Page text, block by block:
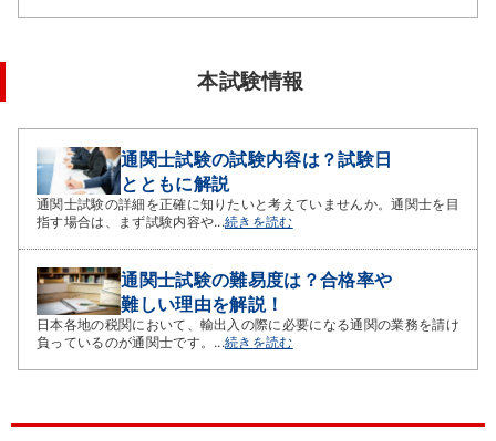
本試験情報
通関士試験の試験内容は？試験日
とともに解説
通関士試験の詳細を正確に知りたいと考えていませんか。通関士を目
指す場合は、まず試験内容や...続きを読む
通関士試験の難易度は？合格率や
難しい理由を解説！
日本各地の税関において、輸出入の際に必要になる通関の業務を請け
負っているのが通関士です。...続きを読む